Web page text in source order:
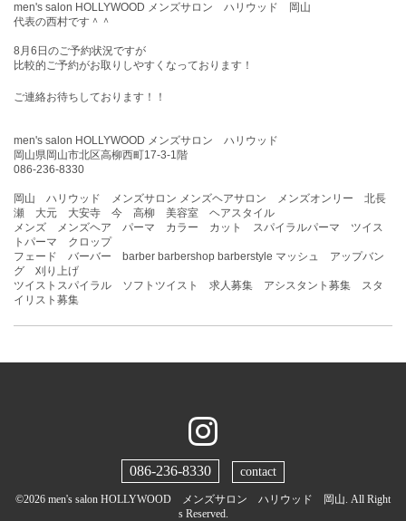
men's salon HOLLYWOOD メンズサロン ハリウッド 岡山
代表の西村です＾＾
8月6 日 のご予約状況ですが
比較的ご予約がお取りしやすくなっております！
ご連絡お待ちしております！！
men's salon HOLLYWOOD メンズサロン ハリウッド
岡山県岡山市北区高柳西町17-3-1階
086-236-8330
岡山 ハリウッド メンズサロン メンズヘアサロン メンズオンリー 北長
瀬 大元 大安寺 今 高柳 美容室 ヘアスタイル
メンズ メンズヘア パーマ カラー カット スパイラルパーマ ツイス
トパーマ クロップ
フェード バーバー barber barbershop barberstyle マッシュ アップバン
グ 刈り上げ
ツイストスパイラル ソフトツイスト 求人募集 アシスタント募集 スタ
イリスト募集
086-236-8330 contact
©2026 men's salon HOLLYWOOD メンズサロン ハリウッド 岡山. All Right
s Reserved.